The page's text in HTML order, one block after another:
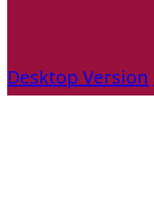
Desktop Version